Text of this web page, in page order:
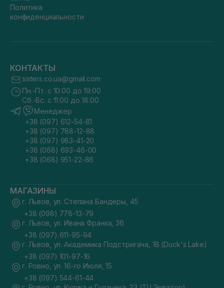
Политика
конфиденциальности
КОНТАКТЫ
sisters.co.ua@gmail.com
Пн.-Пт. с 10:00 до 19:00
Сб.-Вс. с 11:00 до 18:00
Менеджер
+38 (097) 612-54-81
+38 (097) 788-12-88
+38 (097) 983-41-20
+38 (068) 693-46-00
+38 (068) 951-22-86
МАГАЗИНЫ
г. Львов, ул. Степана Бандеры, 45
+38 (098) 778-13-79
г. Львов, ул. Ивана Франка, 36
+38 (097) 611-95-94
г. Львов, ул. Академика Подстригача, 1В (Duck's Lake)
+38 (097) 101-97-16
г. Ровно, ул. 16-го Июля, 15
+38 (097) 544-61-44